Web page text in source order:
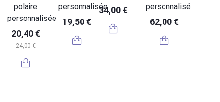
polaire
personnalisée
20,40 €
24,00 €
personnalisée
19,50 €
34,00 €
personnalisé
62,00 €